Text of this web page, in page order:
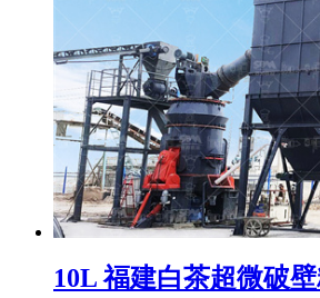
10L 福建白茶超微破